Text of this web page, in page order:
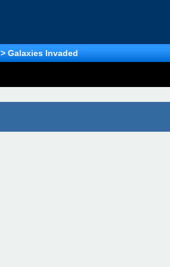
> Galaxies Invaded